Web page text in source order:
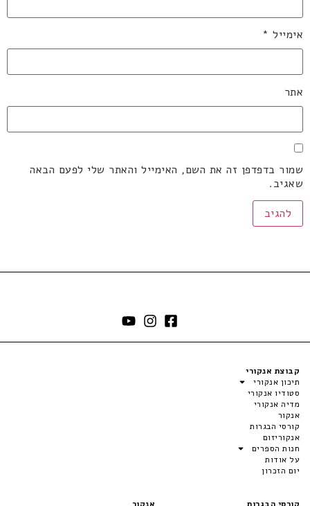
אימייל *
אתר
שמור בדפדפן זה את השם, האימייל והאתר שלי לפעם הבאה
שאגיב.
קבוצת אנקורי
תיכון אנקורי
סטודיו אנקורי
מדיה אנקורי
אנקור
קורסי הבגרות
אנקוריזום
חנות הספרים
על אודות
יום הזכרון